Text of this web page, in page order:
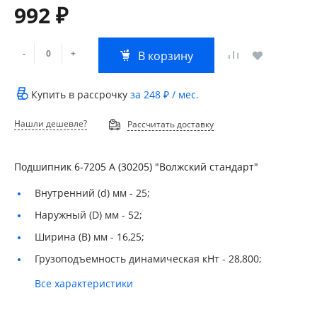
992 ₽
- + В корзину
Купить в рассрочку за 248 ₽ / мес.
Нашли дешевле? Рассчитать доставку
Подшипник 6-7205 А (30205) "Волжский стандарт"
Внутренний (d) мм - 25;
Наружный (D) мм - 52;
Ширина (B) мм - 16,25;
Грузоподъемность динамическая кНт - 28,800;
Все характеристики